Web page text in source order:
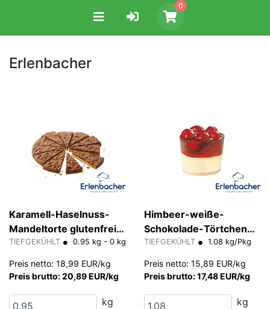
0
Erlenbacher
Karamell-Haselnuss-
Mandeltorte glutenfrei
80 g/Stk
TIEFGEKÜHLT 0.95 kg - 0 kg
Preis netto: 18,99 EUR/kg
Preis brutto: 20,89 EUR/kg
kg
Himbeer-weiße-
Schokolade-Törtchen
Erlenbacher 90 g/Stk
TIEFGEKÜHLT 1.08 kg/Pkg
Preis netto: 15,89 EUR/kg
Preis brutto: 17,48 EUR/kg
kg